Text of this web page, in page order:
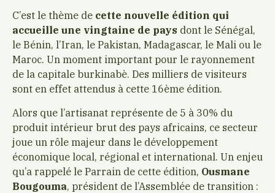
C’est le thème de cette nouvelle édition qui
accueille une vingtaine de pays dont le Sénégal,
le Bénin, l’Iran, le Pakistan, Madagascar, le Mali ou le
Maroc. Un moment important pour le rayonnement
de la capitale burkinabè. Des milliers de visiteurs
sont en effet attendus à cette 16ème édition.
Alors que l’artisanat représente de 5 à 30% du
produit intérieur brut des pays africains, ce secteur
joue un rôle majeur dans le développement
économique local, régional et international. Un enjeu
qu’a rappelé le Parrain de cette édition, Ousmane
Bougouma, président de l’Assemblée de transition :